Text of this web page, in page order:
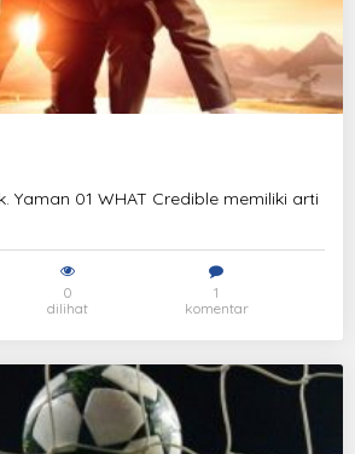
Yaman 01 WHAT Credible memiliki arti
0
dilihat
1
komentar